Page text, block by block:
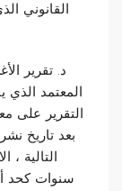
القانوني
د. تقرير
المعتمد
التقرير على
بعد تاريخ
التالية
سنوات كحد